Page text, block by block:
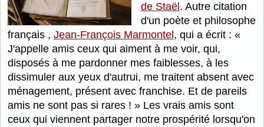
de Staël . Autre citation
d'un poète et philosophe
français , Jean-François Marmontel , qui a écrit :
J'appelle amis ceux qui aiment à me voir, qui,
disposés à me pardonner mes faiblesses, à les
dissimuler aux yeux d'autrui, me traitent absent avec
ménagement, présent avec franchise. Et de pareils
amis ne sont pas si rares !
Les vrais amis sont
ceux qui viennent partager notre prospérité lorsqu'on